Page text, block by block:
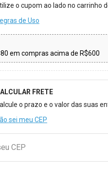
o cupom ao lado no carrinho
de Uso
em compras acima de R$600
para Calcular o
FRETE
o prazo e o valor das suas
sei meu CEP
CEP